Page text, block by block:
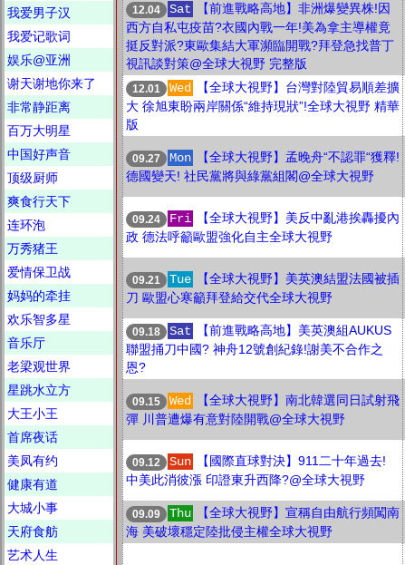
我爱男子汉
我爱记歌词
娱乐@亚洲
谢天谢地你来了
非常静距离
百万大明星
中国好声音
顶级厨师
爽食行天下
连环泡
万秀猪王
爱情保卫战
妈妈的牵挂
欢乐智多星
音乐厅
老梁观世界
星跳水立方
大王小王
首席夜话
美凤有约
健康有道
大城小事
天府食舫
艺术人生
12.04 Sat
【前進戰略高地】非洲爆變異株!因
西方自私屯疫苗?衣國內戰一年!美為拿主導權竟
挺反對派?東歐集結大軍瀕臨開戰?拜登急找普丁
視訊談對策@全球大視野 完整版
12.01 Wed
【全球大視野】台灣對陸貿易順差擴
大 徐旭東盼兩岸關係“維持現狀”!全球大視野 精華
版
09.27 Mon
【全球大視野】孟晚舟“不認罪“獲釋!
德國變天! 社民黨將與綠黨組閣@全球大視野
09.24 Fri
【全球大視野】美反中亂港挨轟擾內
政 德法呼籲歐盟強化自主全球大視野
09.21 Tue
【全球大視野】美英澳結盟法國被插
刀 歐盟心寒籲拜登給交代全球大視野
09.18 Sat
【前進戰略高地】美英澳組AUKUS
聯盟捅刀中國? 神舟12號創紀錄!謝美不合作之
恩?
09.15 Wed
【全球大視野】南北韓選同日試射飛
彈 川普遭爆有意對陸開戰@全球大視野
09.12 Sun
【國際直球對決】911二十年過去!
中美此消彼漲 印證東升西降?@全球大視野
09.09 Thu
【全球大視野】宣稱自由航行頻闖南
海 美破壞穩定陸批侵主權全球大視野